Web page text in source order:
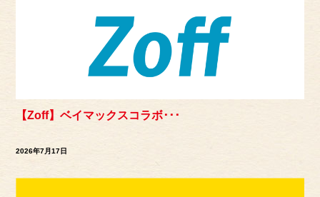
【Zoff】ベイマックスコラボ･･･
2026年7月17日